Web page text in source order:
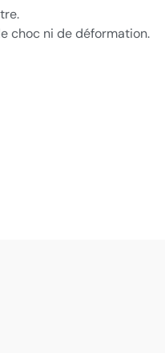
choc ni de déformation.